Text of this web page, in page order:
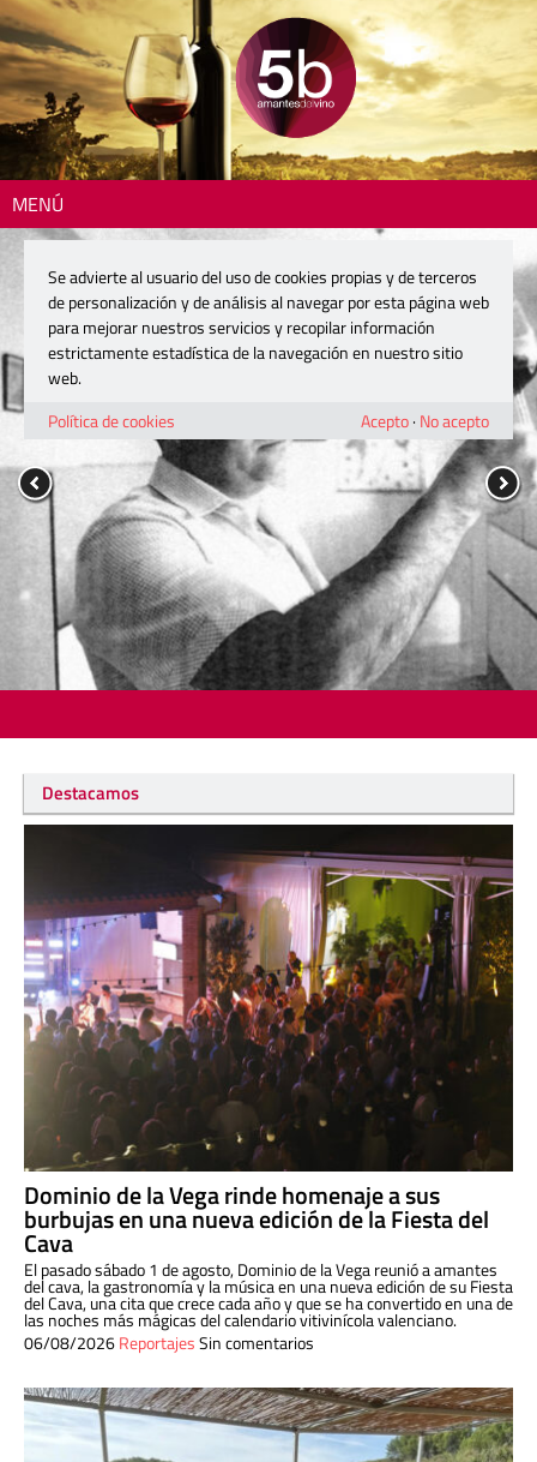
MENÚ
Destacamos
Dominio de la Vega rinde homenaje a sus
burbujas en una nueva edición de la Fiesta del
Cava
El pasado sábado 1 de agosto, Dominio de la Vega reunió a amantes
del cava, la gastronomía y la música en una nueva edición de su Fiesta
del Cava, una cita que crece cada año y que se ha convertido en una de
las noches más mágicas del calendario vitivinícola valenciano.
06/08/2026ReportajesSin comentarios
Se advierte al usuario del uso de cookies propias y de terceros
de personalización y de análisis al navegar por esta página web
para mejorar nuestros servicios y recopilar información
estrictamente estadística de la navegación en nuestro sitio
web.
Política de cookies
Acepto· No acepto